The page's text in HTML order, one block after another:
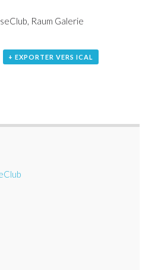
Raum Galerie
+ EXPORTER VERS ICAL